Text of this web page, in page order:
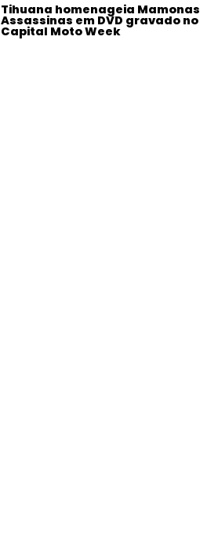
Tihuana homenageia Mamonas
Assassinas em DVD gravado no
Capital Moto Week